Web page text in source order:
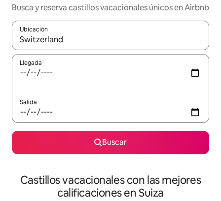
Busca y reserva castillos vacacionales únicos en Airbnb
Ubicación
Cuando los resultados estén disponibles, navega con las
Llegada
Salida
Buscar
Castillos vacacionales con las mejores
calificaciones en Suiza